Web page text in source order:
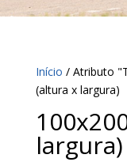
Início / Atributo
(altura x largura)
largura)